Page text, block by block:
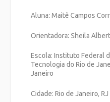
Aluna: Maitê Campos
Orientadora: Sheila
Escola: Instituto Federal
Tecnologia do Rio de
Janeiro
Cidade: Rio de Janeiro, RJ